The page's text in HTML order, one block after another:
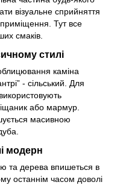
візуальне сприйняття
приміщення. Тут все
смаків.
стилі
каміна
- сільський. Для
або мармур.
масивною
модерн
та дерева впишеться в
останнім часом доволі